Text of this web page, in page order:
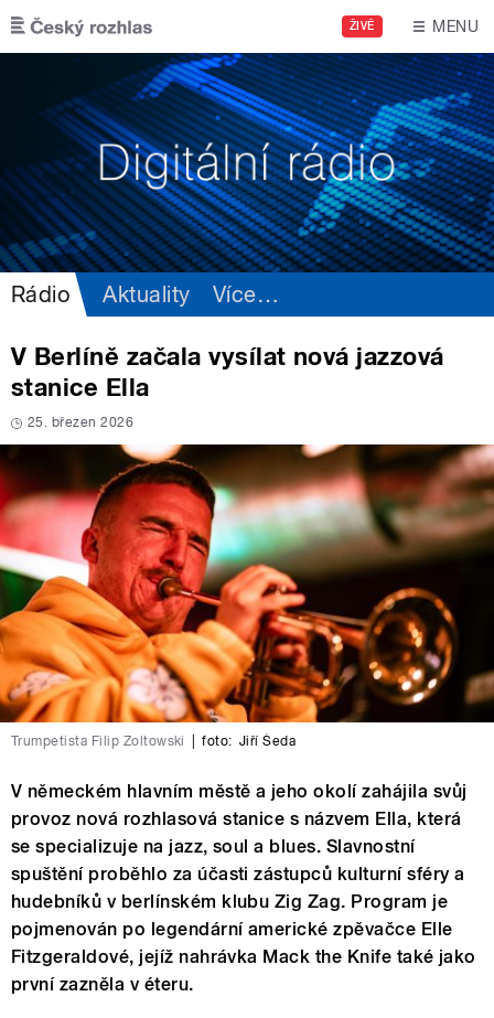
Přejít k hlavnímu obsahu
ŽIVĚ MENU
Rádio Aktuality Více…
V Berlíně začala vysílat nová jazzová
stanice Ella
25. březen 2026
Trumpetista Filip Zoltowski foto: Jiří Šeda
V německém hlavním městě a jeho okolí zahájila svůj
provoz nová rozhlasová stanice s názvem Ella, která
se specializuje na jazz, soul a blues. Slavnostní
spuštění proběhlo za účasti zástupců kulturní sféry a
hudebníků v berlínském klubu Zig Zag. Program je
pojmenován po legendární americké zpěvačce Elle
Fitzgeraldové, jejíž nahrávka Mack the Knife také jako
první zazněla v éteru.